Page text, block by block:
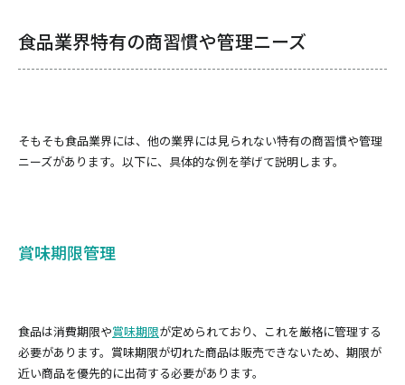
食品業界特有の商習慣や管理ニーズ
そもそも食品業界には、他の業界には見られない特有の商習慣や管理
ニーズがあります。以下に、具体的な例を挙げて説明します。
賞味期限管理
食品は消費期限や賞味期限が定められており、これを厳格に管理する
必要があります。賞味期限が切れた商品は販売できないため、期限が
近い商品を優先的に出荷する必要があります。